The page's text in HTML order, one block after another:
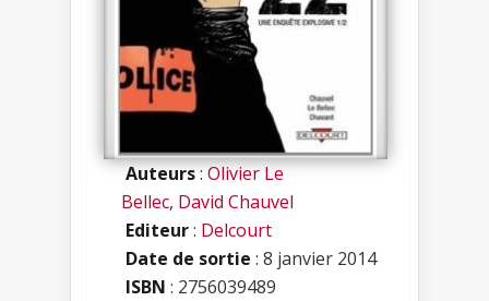
Auteurs:Olivier Le
Bellec, David Chauvel
Editeur: Delcourt
Date de sortie : 8 janvier 2014
ISBN : 2756039489